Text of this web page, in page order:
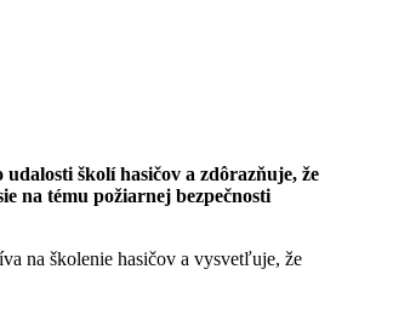
školí hasičov a zdôrazňuje, že
na tému požiarnej bezpečnosti
na školenie hasičov a vysvetľuje, že